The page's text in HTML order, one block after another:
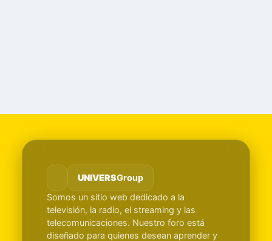
UNIVERSGroup
Somos un sitio web dedicado a la
televisión, la radio, el streaming y las
telecomunicaciones. Nuestro foro está
diseñado para quienes desean aprender y